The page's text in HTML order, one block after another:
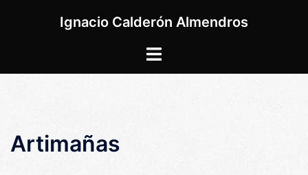
Ignacio Calderón Almendros
Alternar
Artimañas